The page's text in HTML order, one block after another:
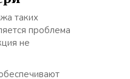
таких
проблема
не